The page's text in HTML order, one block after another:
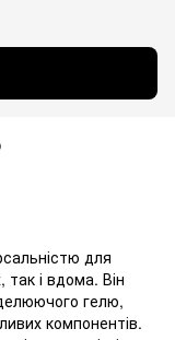
для
і вдома. Він
гелю,
компонентів.